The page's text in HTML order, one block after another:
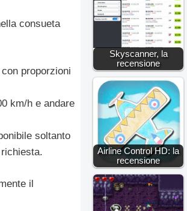
consueta
proporzioni
km/h e andare
soltanto
il
Skyscanner, la
recensione
Airline Control HD: la
recensione